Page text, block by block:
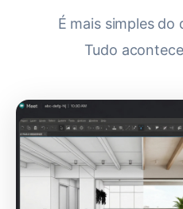
É mais simples do
Tudo